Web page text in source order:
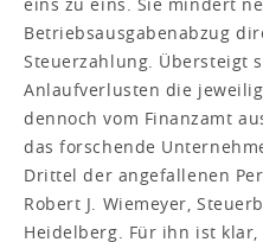
Betriebsausgabenabzug
Steuerzahlung. Übersteigt
Anlaufverlusten die
dennoch vom Finanzamt
das forschende
Drittel der angefallenen
Robert J. Wiemeyer,
Heidelberg. Für ihn ist